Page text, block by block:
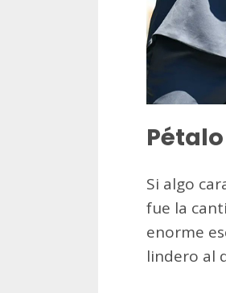
Si algo
fue la
enorme
lindero al